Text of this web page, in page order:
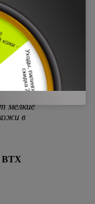
200 р.
35 700 р.
(3,0
мелкие
в
BTX